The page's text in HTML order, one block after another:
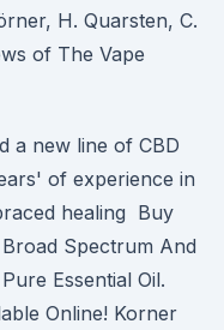
H. Quarsten, C.
of The Vape
a new line of CBD
of experience in
healing Buy
Spectrum And
Essential Oil.
Online! Korner